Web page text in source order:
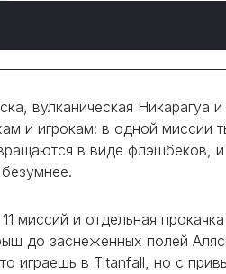
вулканическая Никарагуа
и игрокам: в одной
в виде флэшбеков,
миссий и отдельная
до заснеженных полей
играешь в Titanfall, но с